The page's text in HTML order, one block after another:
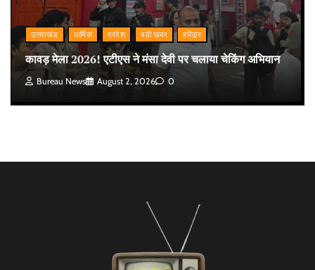
उत्तराखंड धार्मिक प्रदेश बड़ी खबर हरिद्वार
कावड़ मेला 2026! एटीएस ने मंसा देवी पर चलाया चेकिंग अभियान
Bureau News August 2, 2026 0